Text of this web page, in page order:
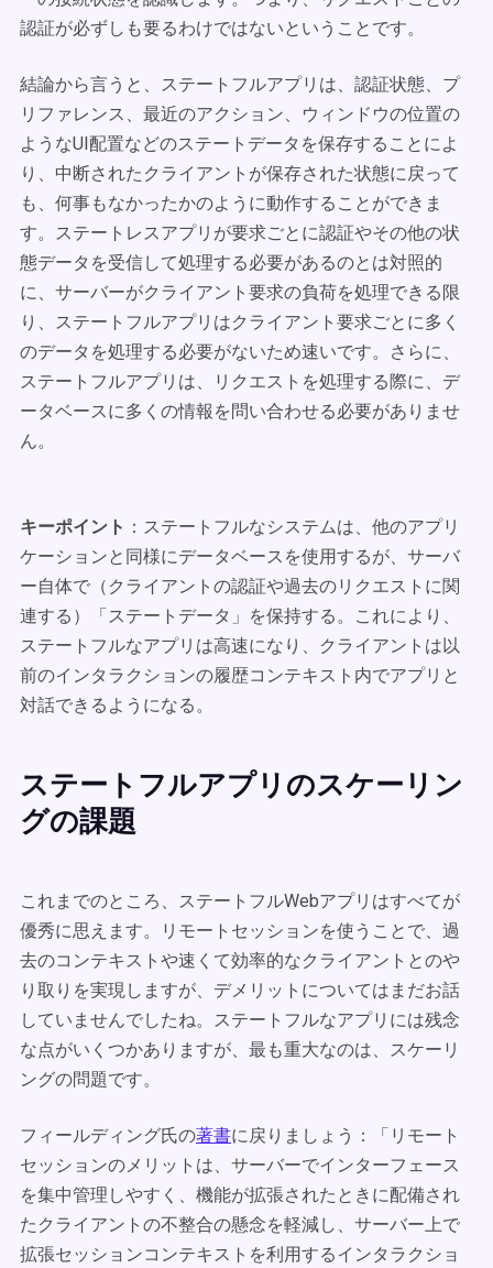
認証が必ずしも要るわけではないということです。
結論から言うと、ステートフルアプリは、認証状態、プ
リファレンス、最近のアクション、ウィンドウの位置の
ようなUI配置などのステートデータを保存することによ
り、中断されたクライアントが保存された状態に戻って
も、何事もなかったかのように動作することができま
す。ステートレスアプリが要求ごとに認証やその他の状
態データを受信して処理する必要があるのとは対照的
に、サーバーがクライアント要求の負荷を処理できる限
り、ステートフルアプリはクライアント要求ごとに多く
のデータを処理する必要がないため速いです。さらに、
ステートフルアプリは、リクエストを処理する際に、デ
ータベースに多くの情報を問い合わせる必要がありませ
ん。
キーポイント ：ステートフルなシステムは、他のアプリ
ケーションと同様にデータベースを使用するが、サーバ
ー自体で（クライアントの認証や過去のリクエストに関
連する）「ステートデータ」を保持する。これにより、
ステートフルなアプリは高速になり、クライアントは以
前のインタラクションの履歴コンテキスト内でアプリと
対話できるようになる。
ステートフルアプリのスケーリン
グの課題
これまでのところ、ステートフルWebアプリはすべてが
優秀に思えます。リモートセッションを使うことで、過
去のコンテキストや速くて効率的なクライアントとのや
り取りを実現しますが、デメリットについてはまだお話
していませんでしたね。ステートフルなアプリには残念
な点がいくつかありますが、最も重大なのは、スケーリ
ングの問題です。
フィールディング氏の著書に戻りましょう：「リモート
セッションのメリットは、サーバーでインターフェース
を集中管理しやすく、機能が拡張されたときに配備され
たクライアントの不整合の懸念を軽減し、サーバー上で
拡張セッションコンテキストを利用するインタラクショ